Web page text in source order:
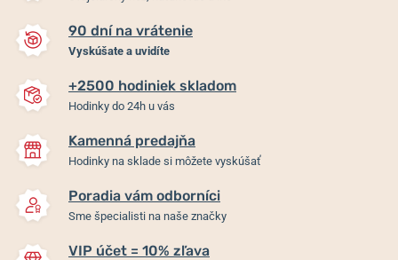
90 dní na vrátenie
Vyskúšate a uvidíte
+2500 hodiniek skladom
Hodinky do 24h u vás
Kamenná predajňa
Hodinky na sklade si môžete vyskúšať
Poradia vám odborníci
Sme špecialisti na naše značky
VIP účet = 10% zľava